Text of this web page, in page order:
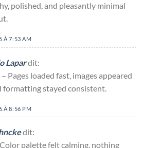
polished, and pleasantly minimal
À 7:53 AM
Lapardit:
– Pages loaded fast, images appeared
formatting stayed consistent.
À 8:56 PM
dit:
palette felt calming, nothing